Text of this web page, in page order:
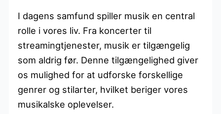
I dagens samfund spiller musik en central
rolle i vores liv. Fra koncerter til
streamingtjenester, musik er tilgængelig
som aldrig før. Denne tilgængelighed giver
os mulighed for at udforske forskellige
genrer og stilarter, hvilket beriger vores
musikalske oplevelser.